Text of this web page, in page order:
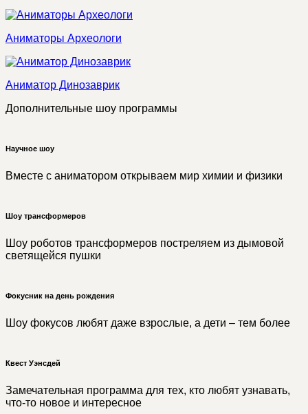
Аниматоры Археологи
Аниматор Динозаврик
Дополнительные шоу программы
Научное шоу
Вместе с аниматором открываем мир химии и физики
Шоу трансформеров
Шоу роботов трансформеров постреляем из дымовой
светящейся пушки
Фокусник на день рождения
Шоу фокусов любят даже взрослые, а дети – тем более
Квест Уэнсдей
Замечательная программа для тех, кто любят узнавать,
что-то новое и интересное